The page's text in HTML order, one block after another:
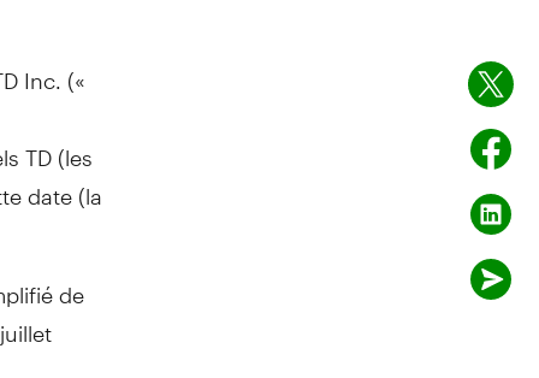
Inc. («
TD (les
date (la
de